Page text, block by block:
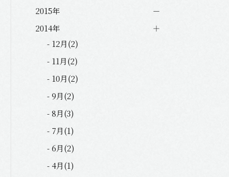
2015年
2014年
- 12月(2)
- 11月(2)
- 10月(2)
- 9月(2)
- 8月(3)
- 7月(1)
- 6月(2)
- 4月(1)